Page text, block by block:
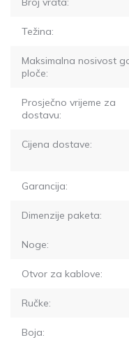
Težina:
Maksimalna nosivost
ploče:
Prosječno vrijeme za
dostavu:
Cijena dostave:
Garancija:
Dimenzije paketa:
Noge:
Otvor za kablove:
Ručke:
Boja: